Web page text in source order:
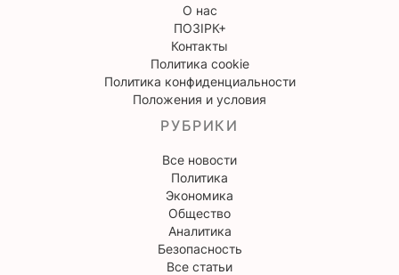
О нас
ПОЗІРК+
Контакты
Политика cookie
Политика конфиденциальности
Положения и условия
РУБРИКИ
Все новости
Политика
Экономика
Общество
Аналитика
Безопасность
Все статьи